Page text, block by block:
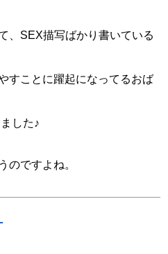
、SEX描写ばかり書いている
すことに躍起になってるおば
した♪
のですよね。